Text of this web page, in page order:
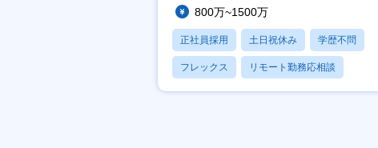
800万~1500万
正社員採用 土日祝休み 学歴不問
フレックス リモート勤務応相談